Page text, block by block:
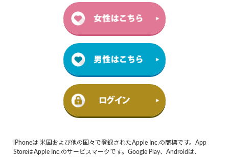
iPhoneは 米国および他の国々で登録されたApple Inc.の商標です。App
StoreはApple Inc.のサービスマークです。Google Play、Androidは、